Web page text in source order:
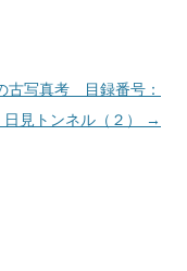
古写真考 目録番号：
見トンネル（２）
→